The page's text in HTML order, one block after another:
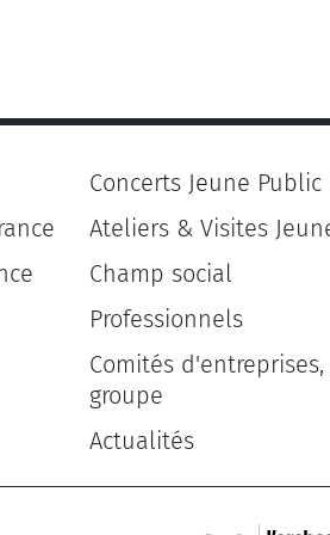
Concerts Jeune Public
Ateliers & Visites
Champ social
Professionnels
Comités
groupe
Actualités